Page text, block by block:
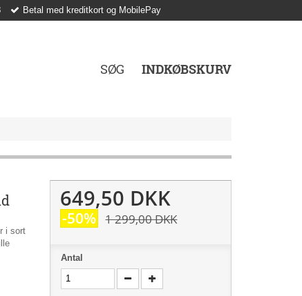
Betal med kreditkort og MobilePay
SØG INDKØBSKURV
i sort
649,50 DKK
-50% 1 299,00 DKK
Antal